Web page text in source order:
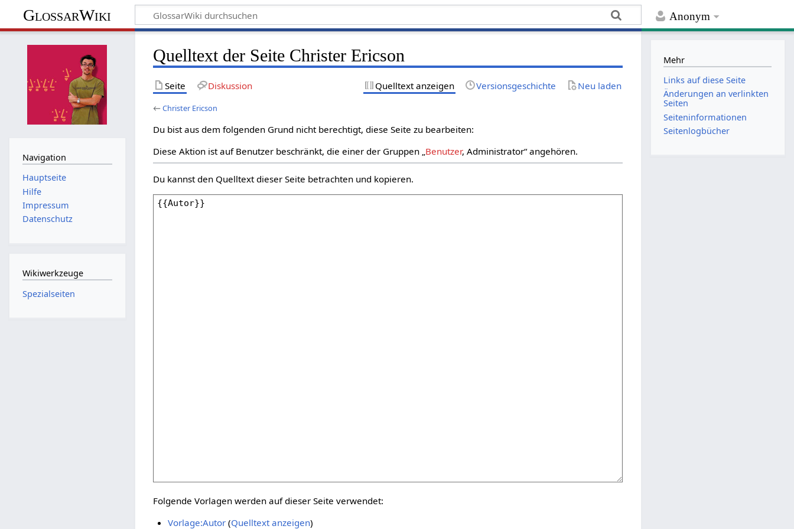
Anonym
GlossarWiki
Quelltext der Seite Christer Ericson
Seite Diskussion Quelltext anzeigen Versionsgeschichte Neu laden
←Christer Ericson
Du bist aus dem folgenden Grund nicht berechtigt, diese Seite zu bearbeiten:
Diese Aktion ist auf Benutzer beschränkt, die einer der Gruppen „Benutzer, Administrator“ angehören.
Du kannst den Quelltext dieser Seite betrachten und kopieren.
Folgende Vorlagen werden auf dieser Seite verwendet:
Vorlage:Autor(Quelltext anzeigen)
Navigation
Hauptseite
Hilfe
Impressum
Datenschutz
Wikiwerkzeuge
Spezialseiten
Mehr
Links auf diese Seite
Änderungen an verlinkten
Seiten
Seiten­­informationen
Seitenlogbücher